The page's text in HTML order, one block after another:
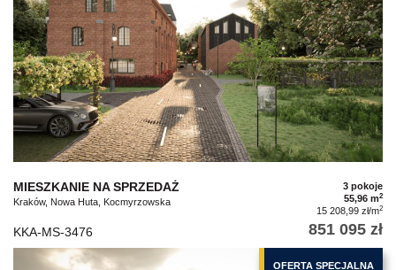
MIESZKANIE NA SPRZEDAŻ
Kraków, Nowa Huta, Kocmyrzowska
3 pokoje
55,96 m2
15 208,99 zł/m2
KKA-MS-3476 851 095 zł
OFERTA SPECJALNA